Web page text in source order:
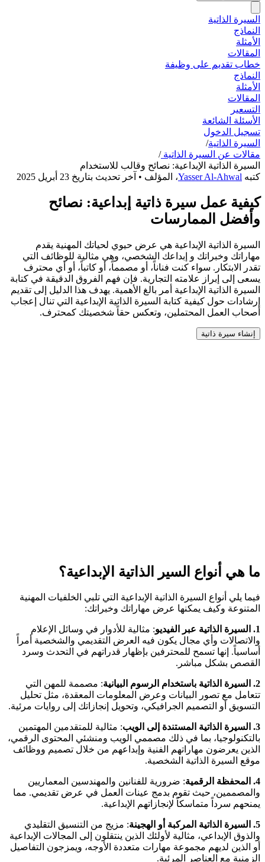
السيرة الذاتية
النماذج
الأمثلة
المقالات
خطاب تقديم على وظيفة
النماذج
الأمثلة
المقالات
التسعير
الأسئلة الشائعة
تسجيل الدخول
السيرة الذاتية/
مقالات عن السيرة الذاتية/
السيرة الذاتية الإبداعية: نصائح وقالب للاستخدام
كتبه Yasser Al-Ahwal، المؤلف • آخر تحديث بتاريخ 23 أبريل 2025
كيفية عمل سيرة ذاتية إبداعية: نصائح
وأفضل الممارسات
السيرة الذاتية الإبداعية هي عرض حيوي لحياتك المهنية يقدم
مهاراتك وخبراتك و إبداعك الشخصي، وهي مثالية للوظائف التي
تقدر الابتكار. سواء كنت فناناً، أو مصمماً، أو كاتباً، أو أي محترف
يسعى إلى إبراز علامته التجارية. فإن فهم الفروق الدقيقة في كتابة
السيرة الذاتية الإبداعية أمر بالغ الأهمية. يهدف هذا الدليل إلى تقديم
إرشادات حول كيفية كتابة السيرة الذاتية الإبداعية التي تنال إعجاب
أصحاب العمل المحتملين، وتعكس حقاً شخصيتك كمحترف.
إنشاء سيرة ذاتية
ما هي أنواع السير الذاتية الإبداعية؟
فيما يلي أنواع السيرة الذاتية الإبداعية التي تلبي الخلفيات المهنية
المتنوعة وكيف يمكنها عرض مهاراتك وخبراتك:
1. السيرة الذاتية عبر الفيديو
: مثالية للأدوار في وسائل الإعلام
والاتصالات وأي مجال يكون فيه العرض التقديمي والشخصية أمراً
أساسياً. إنها تسمح للمحترفين بإظهار قدراتهم في التحدث وسرد
القصص بشكل مباشر.
2. السيرة الذاتية باستخدام الرسوم البيانية
: مصممة للمهن التي
تتعامل مع تصور البيانات وعرض المعلومات المعقدة، مثل تحليل
التسويق أو التصميم الجرافيكي، وتحويل إنجازاتك إلى روايات مرئية.
3. السيرة الذاتية المستندة إلى الويب
: مثالية للمتقدمين المهتمين
بالتكنولوجيا، بما في ذلك مصممي الويب ومنشئي المحتوى الرقمي،
الذين يعرضون مهاراتهم الفنية وإبداعهم من خلال تصميم ووظائف
موقع السيرة الذاتية الشخصية.
4. المحفظة الرقمية
: ضرورية للفنانين والمهندسين المعماريين
والمصممين، حيث تقوم بدمج عينات العمل في عرض تقديمي. مما
يمنحهم سرداً متماسكاً لإنجازاتهم الإبداعية.
5. السيرة الذاتية المركبة أو الهجينة
: مزيج من التنسيق التقليدي
والذوق الإبداعي، مثالية لأولئك الذين ينتقلون إلى المجالات الإبداعية
أو الذين لديهم مجموعة مهارات متعددة الأوجه، ويمزجون التفاصيل
الزمنية مع العناصر المرئية.